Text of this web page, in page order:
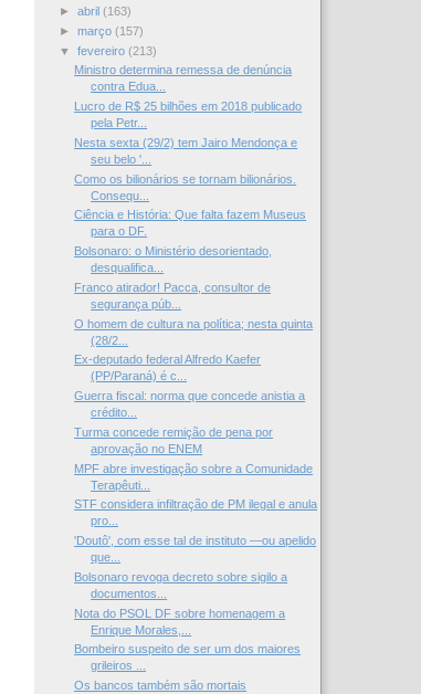
► abril (163)
► março (157)
▼ fevereiro (213)
Ministro determina remessa de denúncia
contra Edua...
Lucro de R$ 25 bilhões em 2018 publicado
pela Petr...
Nesta sexta (29/2) tem Jairo Mendonça e
seu belo '...
Como os bilionários se tornam bilionários.
Consequ...
Ciência e História: Que falta fazem Museus
para o DF.
Bolsonaro: o Ministério desorientado,
desqualifica...
Franco atirador! Pacca, consultor de
segurança púb...
O homem de cultura na política; nesta quinta
(28/2...
Ex-deputado federal Alfredo Kaefer
(PP/Paraná) é c...
Guerra fiscal: norma que concede anistia a
crédito...
Turma concede remição de pena por
aprovação no ENEM
MPF abre investigação sobre a Comunidade
Terapêuti...
STF considera infiltração de PM ilegal e anula
pro...
'Doutô', com esse tal de instituto —ou apelido
que...
Bolsonaro revoga decreto sobre sigilo a
documentos...
Nota do PSOL DF sobre homenagem a
Enrique Morales,...
Bombeiro suspeito de ser um dos maiores
grileiros ...
Os bancos também são mortais